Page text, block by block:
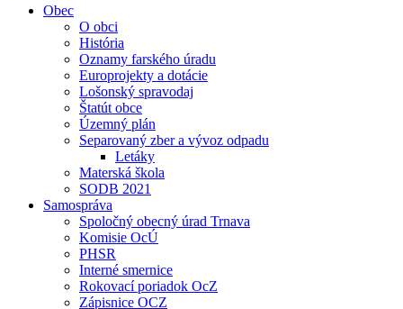
Obec
O obci
História
Oznamy farského úradu
Europrojekty a dotácie
Lošonský spravodaj
Štatút obce
Územný plán
Separovaný zber a vývoz odpadu
Letáky
Materská škola
SODB 2021
Samospráva
Spoločný obecný úrad Trnava
Komisie OcÚ
PHSR
Interné smernice
Rokovací poriadok OcZ
Zápisnice OCZ